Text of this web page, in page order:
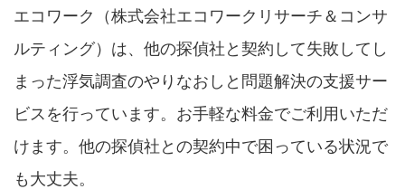
エコワーク（株式会社エコワークリサーチ＆コンサ
ルティング）は、他の探偵社と契約して失敗してし
まった浮気調査のやりなおしと問題解決の支援サー
ビスを行っています。お手軽な料金でご利用いただ
けます。他の探偵社との契約中で困っている状況で
も大丈夫。